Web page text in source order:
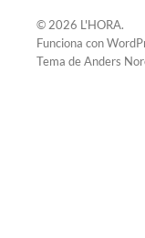
© 2026 L'HORA.
Funciona con
Tema deAnders